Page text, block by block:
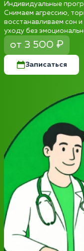
Индивидуальные
Снимаем агрессию,
восстанавливаем сон
уходу без
от 3 500 ₽
Записаться